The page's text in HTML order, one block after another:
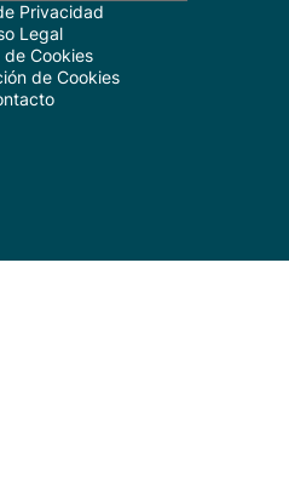
Privacidad
Legal
de Cookies
de Cookies